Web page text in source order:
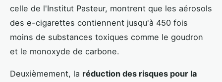
celle de l'Institut Pasteur, montrent que les aérosols
des e-cigarettes contiennent jusqu'à 450 fois
moins de substances toxiques comme le goudron
et le monoxyde de carbone.
Deuxièmement, la réduction des risques pour la